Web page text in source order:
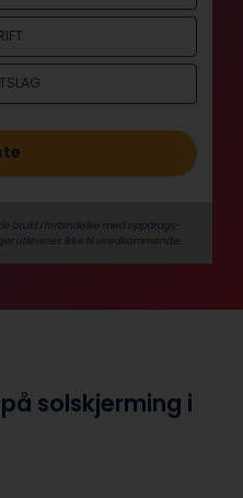
brukt i forbindelse med oppdrags­
utleveres ikke til uvedkommende.
solskjerming i